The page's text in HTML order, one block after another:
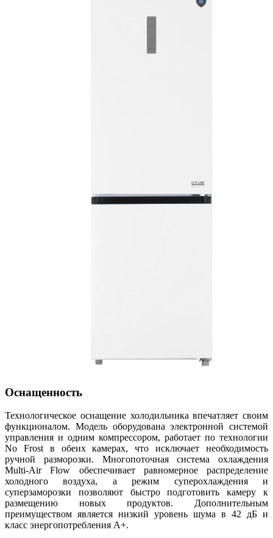
Оснащенность
Технологическое оснащение холодильника впечатляет своим
функционалом. Модель оборудована электронной системой
управления и одним компрессором, работает по технологии
No Frost в обеих камерах, что исключает необходимость
ручной разморозки. Многопоточная система охлаждения
Multi-Air Flow обеспечивает равномерное распределение
холодного воздуха, а режим суперохлаждения и
суперзаморозки позволяют быстро подготовить камеру к
размещению новых продуктов. Дополнительным
преимуществом является низкий уровень шума в 42 дБ и
класс энергопотребления A+.